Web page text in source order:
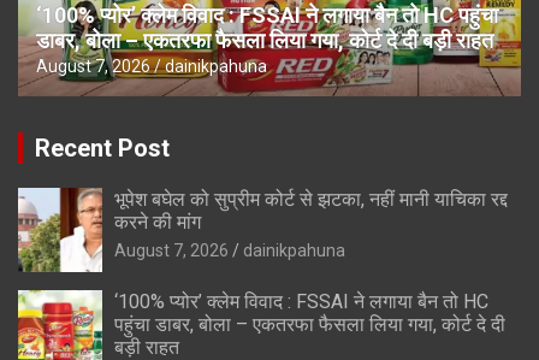
‘100% प्योर’ क्लेम विवाद : FSSAI ने लगाया बैन तो HC पहुंचा
डाबर, बोला – एकतरफा फैसला लिया गया, कोर्ट दे दी बड़ी राहत
August 7, 2026 dainikpahuna
Recent Post
भूपेश बघेल को सुप्रीम कोर्ट से झटका, नहीं मानी याचिका रद्द
करने की मांग
August 7, 2026 dainikpahuna
‘100% प्योर’ क्लेम विवाद : FSSAI ने लगाया बैन तो HC
पहुंचा डाबर, बोला – एकतरफा फैसला लिया गया, कोर्ट दे दी
बड़ी राहत